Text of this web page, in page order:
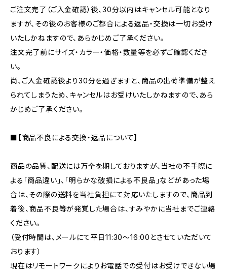
ご注文完了（ご入金確認）後、30分以内はキャンセル可能となり
ますが、その後のお客様のご都合による返品・交換は一切お受け
いたしかねますので、あらかじめご了承ください。
注文完了前にサイズ・カラー・価格・数量等を必ずご確認くださ
い。
尚、ご入金確認後より30分を過ぎますと、商品の出荷準備が整え
られてしまうため、キャンセルはお受けいたしかねますので、あら
かじめご了承ください。
■【商品不良による交換・返品について】
商品の品質、配送には万全を期しておりますが、当社の不手際に
よる「商品違い」、「明らかな破損による不良品」などがあった場
合は、その際の送料を当社負担にて対応いたしますので、商品到
着後、商品不良等が発覚した場合は、すみやかに当社までご連絡
ください。
（受付時間は、メールにて平日11:30〜16:00とさせていただいて
おります）
現在はリモートワークによりお電話での受付はお受けできない場